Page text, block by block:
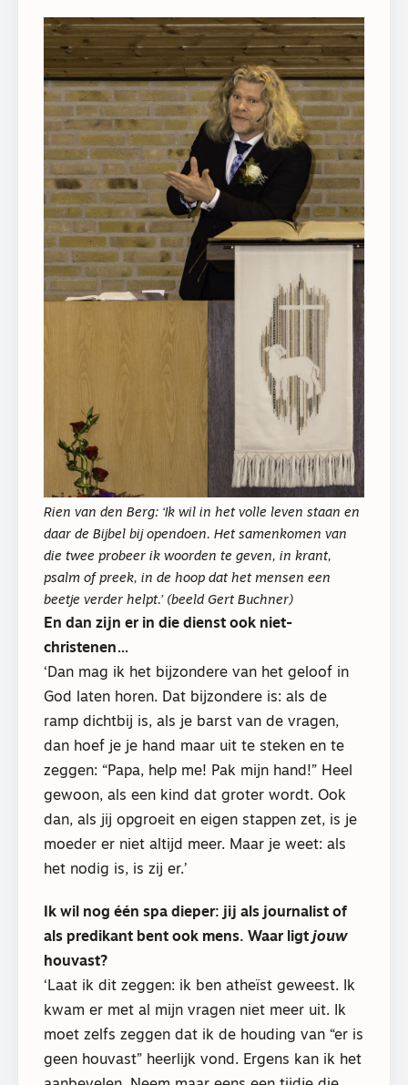
Rien van den Berg: ‘Ik wil in het volle leven staan en
daar de Bijbel bij opendoen. Het samenkomen van
die twee probeer ik woorden te geven, in krant,
psalm of preek, in de hoop dat het mensen een
beetje verder helpt.’ (beeld Gert Buchner)
En dan zijn er in die dienst ook niet-
christenen…
‘Dan mag ik het bijzondere van het geloof in
God laten horen. Dat bijzondere is: als de
ramp dichtbij is, als je barst van de vragen,
dan hoef je je hand maar uit te steken en te
zeggen: “Papa, help me! Pak mijn hand!” Heel
gewoon, als een kind dat groter wordt. Ook
dan, als jij opgroeit en eigen stappen zet, is je
moeder er niet altijd meer. Maar je weet: als
het nodig is, is zij er.’
Ik wil nog één spa dieper: jij als journalist of
als predikant bent ook mens. Waar ligt jouw
houvast?
‘Laat ik dit zeggen: ik ben atheïst geweest. Ik
kwam er met al mijn vragen niet meer uit. Ik
moet zelfs zeggen dat ik de houding van “er is
geen houvast” heerlijk vond. Ergens kan ik het